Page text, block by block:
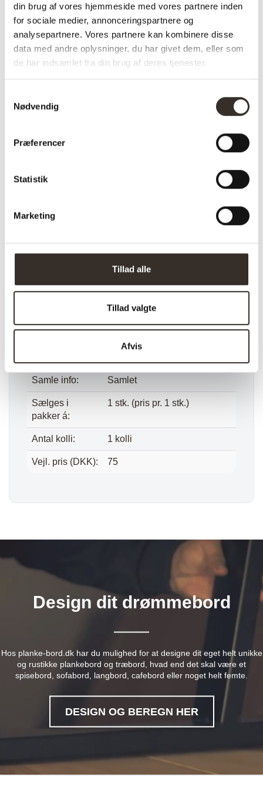
din brug af vores hjemmeside med vores partnere inden
for sociale medier, annonceringspartnere og
analysepartnere. Vores partnere kan kombinere disse
data med andre oplysninger, du har givet dem, eller som
de har indsamlet fra din brug af deres tjenester.
Nødvendig
Præferencer
Statistik
Marketing
Tillad alle
Tillad valgte
Afvis
✅Farve: Grå
Varenummer (SKU): 2374-DK Kategorier:Lammeskind
og hynder,Lammeskindshynder
Materiale:
Farve: Grå
40 cm
Bredde: 40 cm
6.5 cm
Vægt (brutto): 0,2 kg
Samle info: Samlet
Sælges i
pakker á:
1 stk. (pris pr. 1 stk.)
Antal kolli: 1 kolli
Vejl. pris (DKK): 75
Design dit drømmebord
Hos planke-bord.dk har du mulighed for at designe dit eget helt unikke
og rustikke plankebord og træbord, hvad end det skal være et
spisebord, sofabord, langbord, cafebord eller noget helt femte.
DESIGN OG BEREGN HER